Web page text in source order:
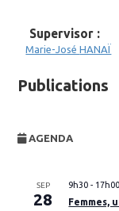
Supervisor :
Marie-JoséHANAÏ
Publications
AGENDA
SEP
28
9h30 - 17h00
Femmes,